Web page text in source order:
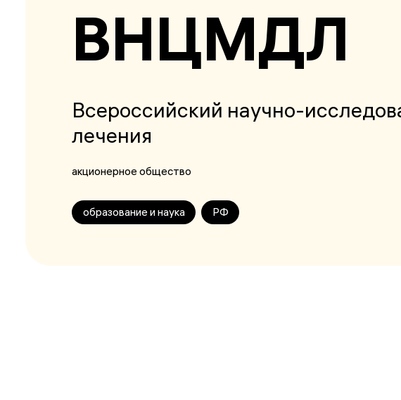
ВНЦМДЛ
Всероссийский научно-
лечения
акционерное общество
образование и наука РФ